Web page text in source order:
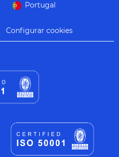
Portugal
Configurar cookies